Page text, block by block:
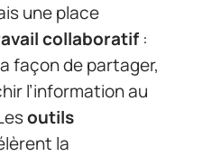
une place
collaboratif :
façon de partager,
l’information au
outils
la